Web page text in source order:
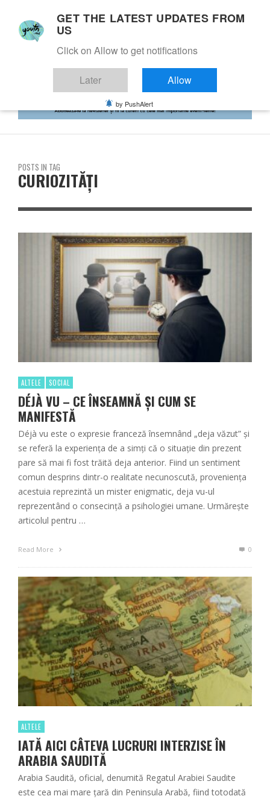
POSTS IN TAG
CURIOZITĂȚI
ALTELE SOCIAL
DÉJÀ VU – CE ÎNSEAMNĂ ȘI CUM SE
MANIFESTĂ
Déjà vu este o expresie franceză însemnând „deja văzut” și
se referă la experiența de a simți că o situație din prezent
pare să mai fi fost trăită deja anterior. Fiind un sentiment
comun desprins dintr-o realitate necunoscută, proveniența
acestuia reprezintă un mister enigmatic, deja vu-ul
reprezentând o consecință a psihologiei umane. Urmărește
articolul pentru …
Read More 0
ALTELE
IATĂ AICI CÂTEVA LUCRURI INTERZISE ÎN
ARABIA SAUDITĂ
Arabia Saudită, oficial, denumită Regatul Arabiei Saudite
este cea mai mare țară din Peninsula Arabă, fiind totodată
GET THE LATEST UPDATES FROM
US
Click on Allow to get notifications
Later Allow
by PushAlert